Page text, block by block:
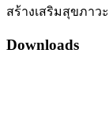
สร้างเสริมสุขภาว
Downloads